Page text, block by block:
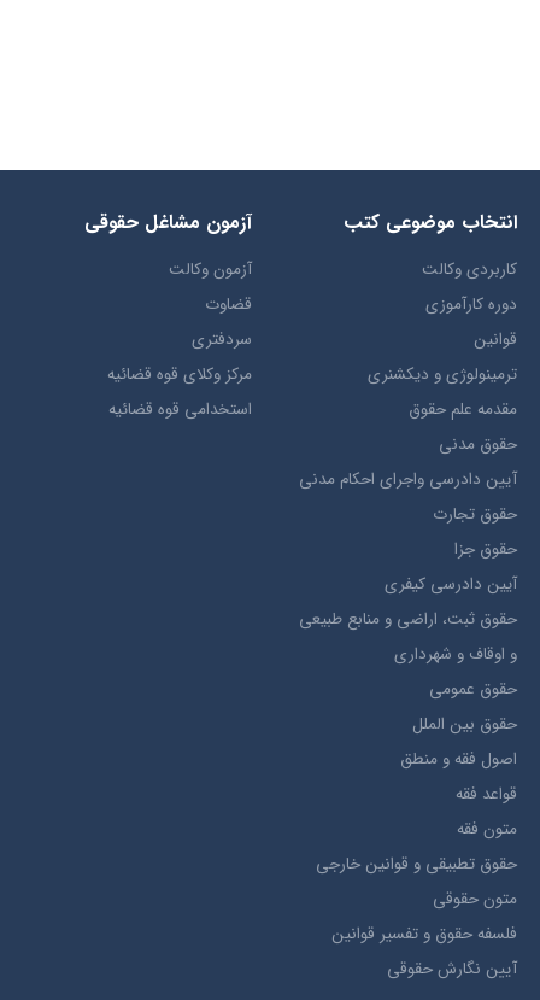
انتخاب​ موضوعي​ کتب
کاربردی وکالت
دوره کارآموزی
قوانین
ترمينولوژي و ديکشنري
مقدمه علم حقوق
حقوق مدني
آيين دادرسي ​واجراي ​احکام ​مدني
حقوق تجارت
حقوق جزا
آيین دادرسی کیفری
حقوق ثبت، اراضي و منابع طبيعي
و اوقاف و شهرداری
حقوق عمومی
حقوق بين الملل
اصول فقه و منطق
قواعد فقه
متون فقه
حقوق تطبيقي و قوانین خارجی
متون حقوقي
فلسفه حقوق و تفسیر قوانین
آیین نگارش حقوقی
آزمون مشاغل حقوقی
آزمون وکالت
قضاوت
سردفتری
مرکز وکلای قوه قضائیه
استخدامی قوه قضائیه